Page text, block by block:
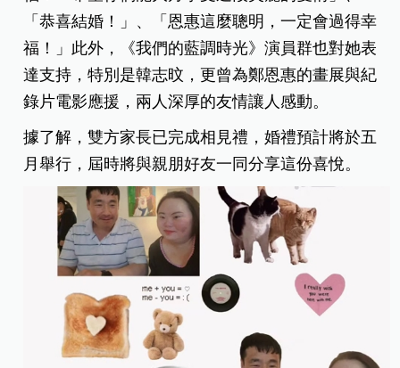
「恭喜結婚！」、「恩惠這麼聰明，一定會過得幸
福！」此外，《我們的藍調時光》演員群也對她表
達支持，特別是韓志旼，更曾為鄭恩惠的畫展與紀
錄片電影應援，兩人深厚的友情讓人感動。
據了解，雙方家長已完成相見禮，婚禮預計將於五
月舉行，屆時將與親朋好友一同分享這份喜悅。